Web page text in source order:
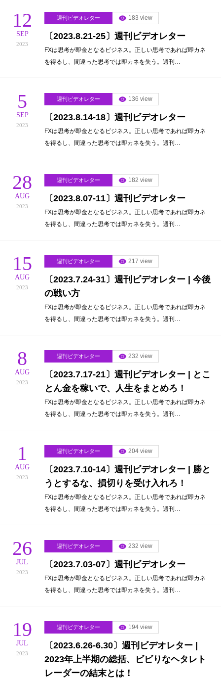
12
SEP
2023
週刊ビデオレター 183 view
〔2023.8.21-25〕週刊ビデオレター
FXは思考が即金となるビジネス。正しい思考であれば即カネ
を得るし、間違った思考では即カネを失う。週刊…
5
SEP
2023
週刊ビデオレター 136 view
〔2023.8.14-18〕週刊ビデオレター
FXは思考が即金となるビジネス。正しい思考であれば即カネ
を得るし、間違った思考では即カネを失う。週刊…
28
AUG
2023
週刊ビデオレター 182 view
〔2023.8.07-11〕週刊ビデオレター
FXは思考が即金となるビジネス。正しい思考であれば即カネ
を得るし、間違った思考では即カネを失う。週刊…
15
AUG
2023
週刊ビデオレター 217 view
〔2023.7.24-31〕週刊ビデオレター | 今後
の戦い方
FXは思考が即金となるビジネス。正しい思考であれば即カネ
を得るし、間違った思考では即カネを失う。週刊…
8
AUG
2023
週刊ビデオレター 232 view
〔2023.7.17-21〕週刊ビデオレター | とこ
とん金を稼いで、人生をまとめろ！
FXは思考が即金となるビジネス。正しい思考であれば即カネ
を得るし、間違った思考では即カネを失う。週刊…
1
AUG
2023
週刊ビデオレター 204 view
〔2023.7.10-14〕週刊ビデオレター | 勝と
うとするな、損切りを受け入れろ！
FXは思考が即金となるビジネス。正しい思考であれば即カネ
を得るし、間違った思考では即カネを失う。週刊…
26
JUL
2023
週刊ビデオレター 232 view
〔2023.7.03-07〕週刊ビデオレター
FXは思考が即金となるビジネス。正しい思考であれば即カネ
を得るし、間違った思考では即カネを失う。週刊…
19
JUL
2023
週刊ビデオレター 194 view
〔2023.6.26-6.30〕週刊ビデオレター |
2023年上半期の総括、ビビりなヘタレト
レーダーの結末とは！